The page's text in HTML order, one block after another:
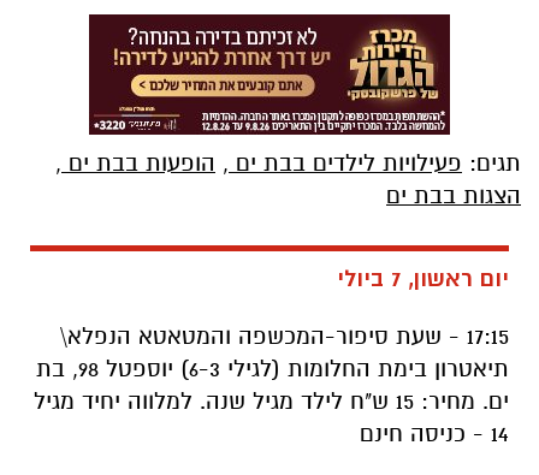
תגים: פעילויות לילדים בבת ים , הופעות בבת ים ,
הצגות בבת ים
יום ראשון, 7 ביולי
17:15 - שעת סיפור-המכשפה והמטאטא הנפלא\
תיאטרון בימת החלומות (לגילי 6-3) יוספטל 98, בת
ים. מחיר: 15 ש"ח לילד מגיל שנה. למלווה יחיד מגיל
14 - כניסה חינם